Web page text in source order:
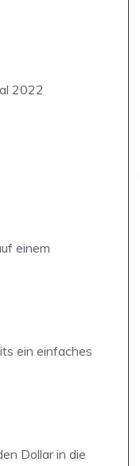
2022
einem
ein einfaches
Dollar in die